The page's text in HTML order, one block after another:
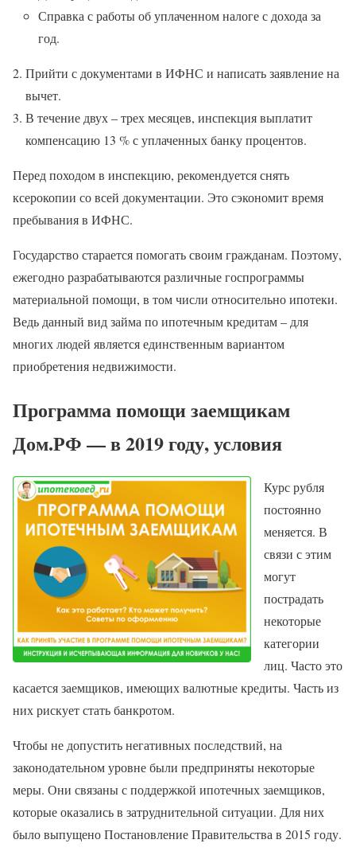
Справка с работы об уплаченном налоге с дохода за
год.
Прийти с документами в ИФНС и написать заявление на
вычет.
В течение двух – трех месяцев, инспекция выплатит
компенсацию 13 % с уплаченных банку процентов.
Перед походом в инспекцию, рекомендуется снять
ксерокопии со всей документации. Это сэкономит время
пребывания в ИФНС.
Государство старается помогать своим гражданам. Поэтому,
ежегодно разрабатываются различные госпрограммы
материальной помощи, в том числи относительно ипотеки.
Ведь данный вид займа по ипотечным кредитам – для
многих людей является единственным вариантом
приобретения недвижимости.
Программа помощи заемщикам
Дом.РФ — в 2019 году, условия
Курс рубля
постоянно
меняется. В
связи с этим
могут
пострадать
некоторые
категории
лиц. Часто это
касается заемщиков, имеющих валютные кредиты. Часть из
них рискует стать банкротом.
Чтобы не допустить негативных последствий, на
законодательном уровне были предприняты некоторые
меры. Они связаны с поддержкой ипотечных заемщиков,
которые оказались в затруднительной ситуации. Для них
было выпущено Постановление Правительства в 2015 году.